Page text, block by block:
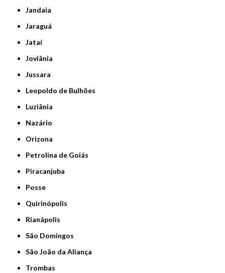
Jandaia
Jaraguá
Jataí
Joviânia
Jussara
Leopoldo de Bulhões
Luziânia
Nazário
Orizona
Petrolina de Goiás
Piracanjuba
Posse
Quirinópolis
Rianápolis
São Domingos
São João da Aliança
Trombas